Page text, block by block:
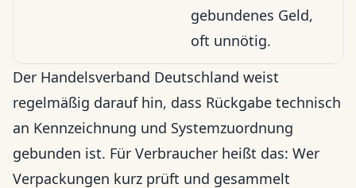
gebundenes Geld,
oft unnötig.
Der Handelsverband Deutschland weist
regelmäßig darauf hin, dass Rückgabe technisch
an Kennzeichnung und Systemzuordnung
gebunden ist. Für Verbraucher heißt das: Wer
Verpackungen kurz prüft und gesammelt